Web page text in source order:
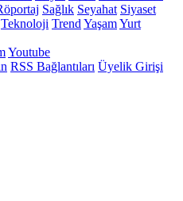
Sağlık Seyahat Siyaset
Teknoloji Trend YaşamYurt
Youtube
RSS Bağlantıları Üyelik Girişi